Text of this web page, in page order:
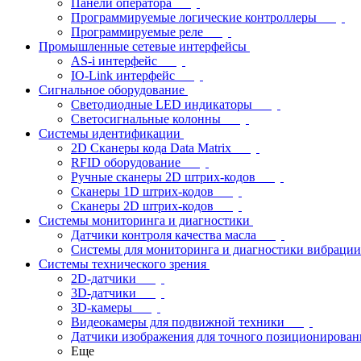
Панели оператора
Программируемые логические контроллеры
Программируемые реле
Промышленные сетевые интерфейсы
AS-i интерфейс
IO-Link интерфейс
Сигнальное оборудование
Светодиодные LED индикаторы
Светосигнальные колонны
Системы идентификации
2D Сканеры кода Data Matrix
RFID оборудование
Ручные сканеры 2D штрих-кодов
Сканеры 1D штрих-кодов
Сканеры 2D штрих-кодов
Системы мониторинга и диагностики
Датчики контроля качества масла
Системы для мониторинга и диагностики вибрации
Системы технического зрения
2D-датчики
3D-датчики
3D-камеры
Видеокамеры для подвижной техники
Датчики изображения для точного
Еще